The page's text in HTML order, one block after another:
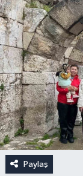
Paylaş